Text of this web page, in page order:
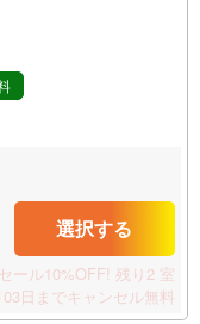
選択する
ール10%OFF! 残り2 室
03日までキャンセル無料